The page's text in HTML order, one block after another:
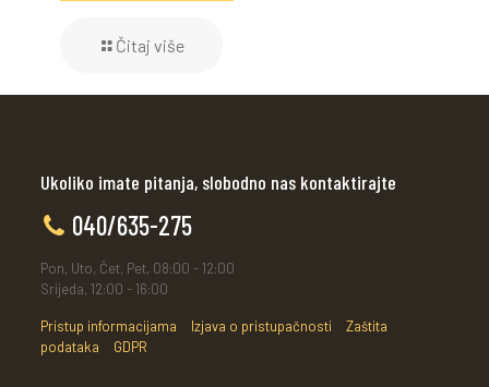
Čitaj više
Ukoliko imate pitanja, slobodno nas kontaktirajte
040/635-275
Pon, Uto, Čet, Pet, 08:00 - 12:00
Srijeda, 12:00 - 16:00
Pristup informacijama Izjava o pristupačnosti
Zaštita
podataka
GDPR